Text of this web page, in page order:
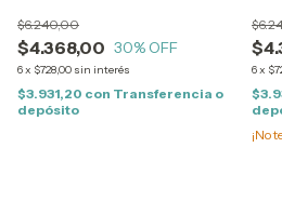
$4.368,00
$6.240,00
30% OFF
6x $728,00 sin interés
$3.931,20 con Transferencia o
depósito
6x
¡No